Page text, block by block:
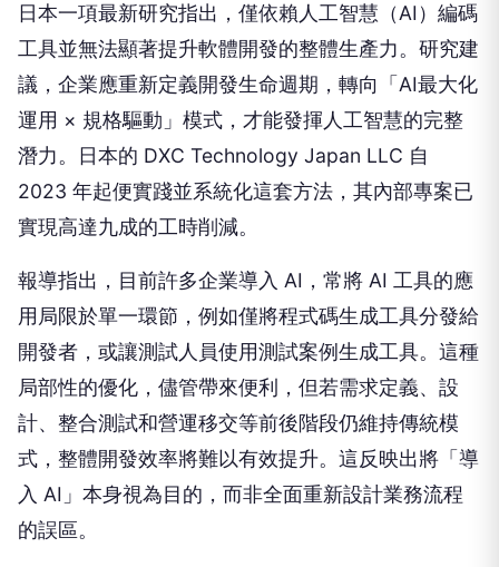
日本一項最新研究指出，僅依賴人工智慧（AI）編碼
工具並無法顯著提升軟體開發的整體生產力。研究建
議，企業應重新定義開發生命週期，轉向「AI最大化
運用 × 規格驅動」模式，才能發揮人工智慧的完整
潛力。日本的 DXC Technology Japan LLC 自
2023 年起便實踐並系統化這套方法，其內部專案已
實現高達九成的工時削減。
報導指出，目前許多企業導入 AI，常將 AI 工具的應
用局限於單一環節，例如僅將程式碼生成工具分發給
開發者，或讓測試人員使用測試案例生成工具。這種
局部性的優化，儘管帶來便利，但若需求定義、設
計、整合測試和營運移交等前後階段仍維持傳統模
式，整體開發效率將難以有效提升。這反映出將「導
入 AI」本身視為目的，而非全面重新設計業務流程
的誤區。